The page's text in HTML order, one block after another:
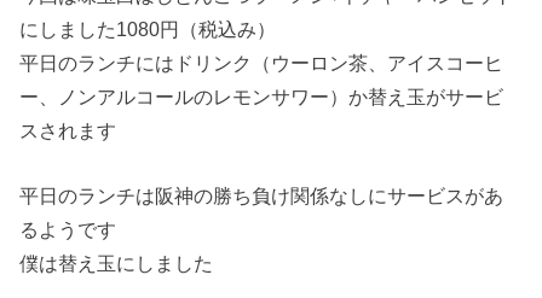
にしました1080円（税込み）
平日のランチにはドリンク（ウーロン茶、アイスコーヒ
ー、ノンアルコールのレモンサワー）か替え玉がサービ
スされます
平日のランチは阪神の勝ち負け関係なしにサービスがあ
るようです
僕は替え玉にしました